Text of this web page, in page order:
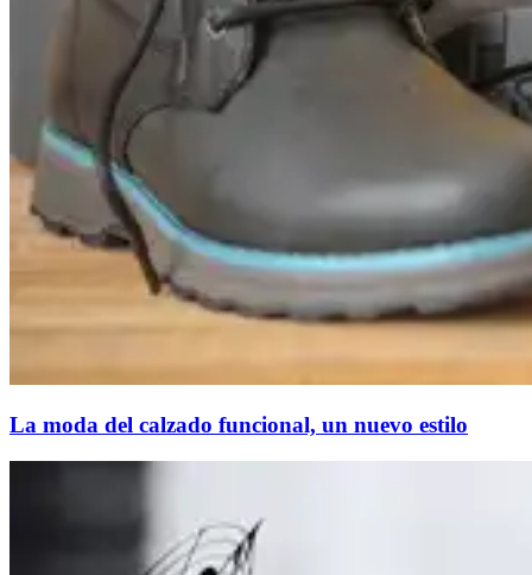
La moda del calzado funcional, un nuevo estilo